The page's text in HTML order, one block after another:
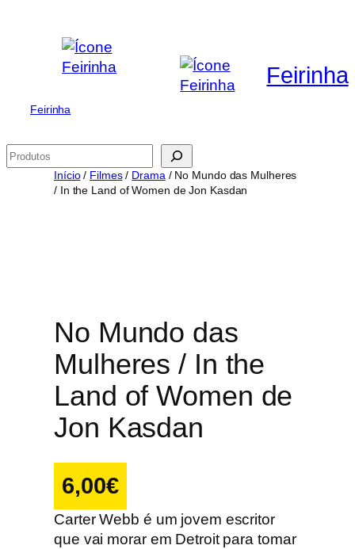
conteúdo
Feirinha
Feirinha
Pesquisar
Início/ Filmes/ Drama / No Mundo das Mulheres
/ In the Land of Women de Jon Kasdan
No Mundo das
Mulheres / In the
Land of Women de
Jon Kasdan
6,00€
Carter Webb é um jovem escritor
que vai morar em Detroit para tomar